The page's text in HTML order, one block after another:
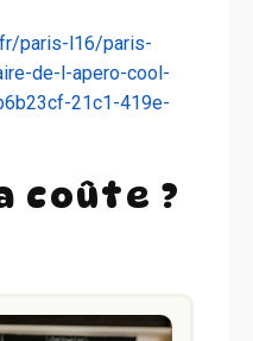
paris-l16/paris-
de-l-apero-cool-
21c1-419e-
coûte ?